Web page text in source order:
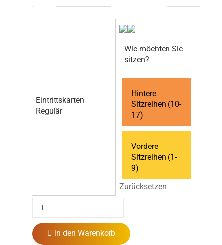
Eintrittskarten
Regulär
Wie möchten Sie
sitzen?
Hintere
Sitzreihen (10-
17)
Vordere
Sitzreihen (1-
9)
Zurücksetzen
In den Warenkorb